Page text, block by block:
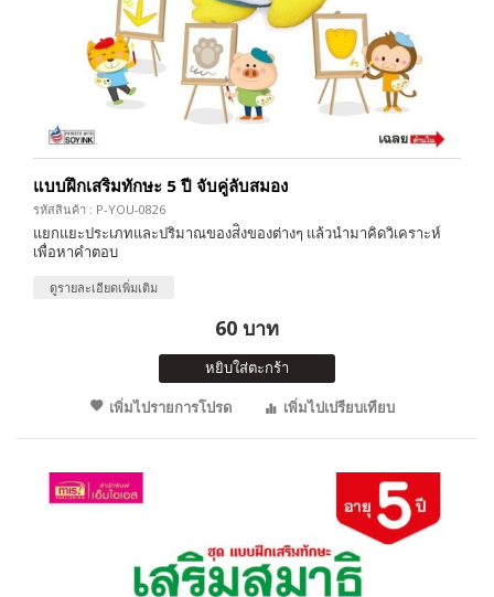
แบบฝึกเสริมทักษะ 5 ปี จับคู่ลับสมอง
รหัสสินค้า : P-YOU-0826
แยกแยะประเภทและปริมาณของส่ิงของต่างๆ แล้วนำมาคิดวิเคราะห์
เพื่อหาคำตอบ
ดูรายละเอียดเพิ่มเติม
60 บาท
หยิบใส่ตะกร้า
เพิ่มไปรายการโปรด
เพิ่มไปเปรียบเทียบ